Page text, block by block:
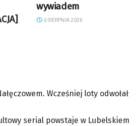
wywiadem
6 SIERPNIA 2026
Wcześniej loty odwołał
serial powstaje w Lubelskiem